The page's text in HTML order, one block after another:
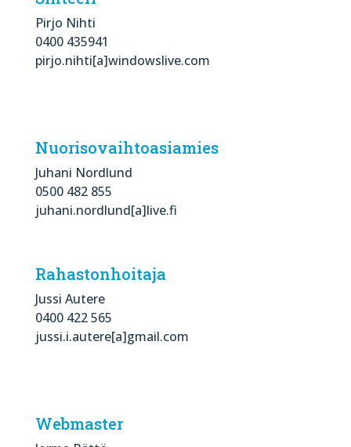
Pirjo Nihti
0400 435941
pirjo.nihti[a]windowslive.com
Nuorisovaihtoasiamies
Juhani Nordlund
0500 482 855
juhani.nordlund[a]live.fi
Rahastonhoitaja
Jussi Autere
0400 422 565
jussi.i.autere[a]gmail.com
Webmaster